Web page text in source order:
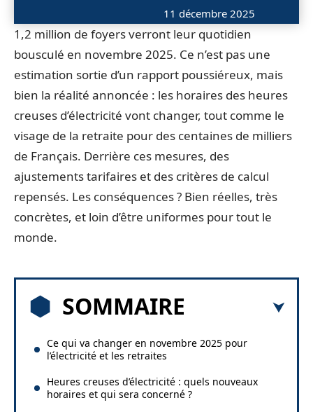
11 décembre 2025
1,2 million de foyers verront leur quotidien
bousculé en novembre 2025. Ce n’est pas une
estimation sortie d’un rapport poussiéreux, mais
bien la réalité annoncée : les horaires des heures
creuses d’électricité vont changer, tout comme le
visage de la retraite pour des centaines de milliers
de Français. Derrière ces mesures, des
ajustements tarifaires et des critères de calcul
repensés. Les conséquences ? Bien réelles, très
concrètes, et loin d’être uniformes pour tout le
monde.
SOMMAIRE
Ce qui va changer en novembre 2025 pour
l’électricité et les retraites
Heures creuses d’électricité : quels nouveaux
horaires et qui sera concerné ?